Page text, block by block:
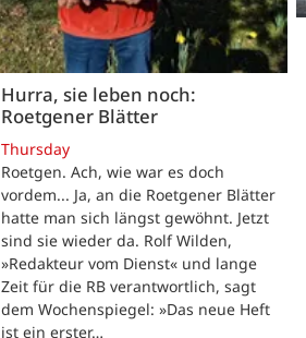
Hurra, sie leben noch:
Roetgener Blätter
Thursday
Roetgen. Ach, wie war es doch
vordem... Ja, an die Roetgener Blätter
hatte man sich längst gewöhnt. Jetzt
sind sie wieder da. Rolf Wilden,
»Redakteur vom Dienst« und lange
Zeit für die RB verantwortlich, sagt
dem Wochenspiegel: »Das neue Heft
ist ein erster…